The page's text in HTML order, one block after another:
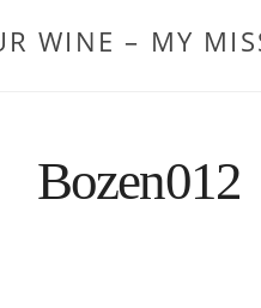
WINE – MY
Bozen012